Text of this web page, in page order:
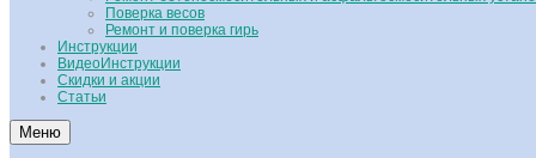
Поверка весов
Ремонт и поверка гирь
Инструкции
ВидеоИнструкции
Скидки и акции
Статьи
Меню